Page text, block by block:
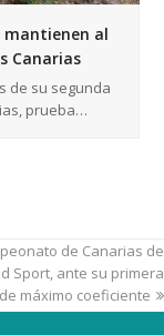
mantienen al
Canarias
de su segunda
prueba…
de Canarias de
Sport, ante su primera
máximo coeficiente